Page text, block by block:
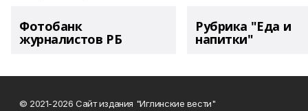
Фотобанк
журналистов РБ
Рубрика "Еда и
напитки"
© 2021-2026 Сайт издания "Иглинские вести"